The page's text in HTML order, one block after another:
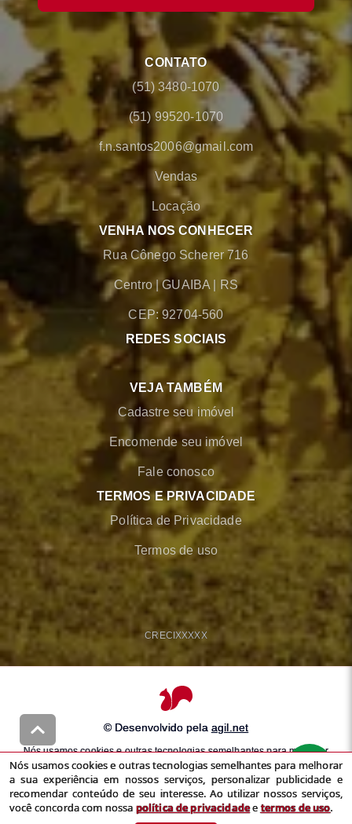
CONTATO
(51) 3480-1070
(51) 99520-1070
f.n.santos2006@gmail.com
Vendas
Locação
VENHA NOS CONHECER
Rua Cônego Scherer 716
Centro |GUAIBA RS
CEP: 92704-560
REDES SOCIAIS
VEJA TAMBÉM
Cadastre seu imóvel
Encomende seu imóvel
Fale conosco
TERMOS E PRIVACIDADE
Política de Privacidade
Termos de uso
CRECIXXXXX
© Desenvolvido pela agil.net
Nós usamos cookies e outras tecnologias semelhantes para melhorar
a sua experiência em nossos serviços, personalizar publicidade e
recomendar conteúdo de seu interesse. Ao utilizar nossos serviços,
você concorda com nossapolítica de privacidadeetermos de uso
Nós usamos cookies e outras tecnologias semelhantes para melhorar
a sua experiência em nossos serviços, personalizar publicidade e
recomendar conteúdo de seu interesse. Ao utilizar nossos serviços,
você concorda com nossa política de privacidadeetermos de uso.